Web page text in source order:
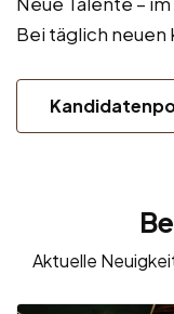
Bei täglich neuen
Aktuelle